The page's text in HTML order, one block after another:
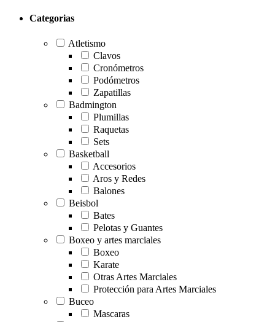
Categorias
Atletismo
Clavos
Cronómetros
Podómetros
Zapatillas
Badmington
Plumillas
Raquetas
Sets
Basketball
Accesorios
Aros y Redes
Balones
Beisbol
Bates
Pelotas y Guantes
Boxeo y artes marciales
Boxeo
Karate
Otras Artes Marciales
Protección para Artes Marciales
Buceo
Mascaras